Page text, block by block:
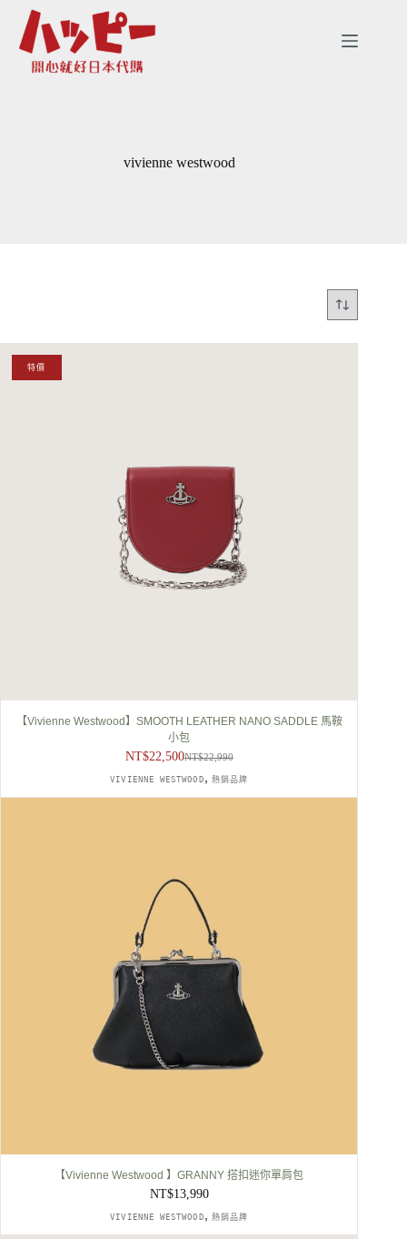
vivienne westwood
特價
【Vivienne Westwood】SMOOTH LEATHER NANO SADDLE 馬鞍
小包
NT$22,990
始
價
NT$22,500
前
價
VIVIENNE WESTWOOD , 熱銷品牌
【Vivienne Westwood 】GRANNY 搭扣迷你單肩包
NT$13,990
VIVIENNE WESTWOOD , 熱銷品牌